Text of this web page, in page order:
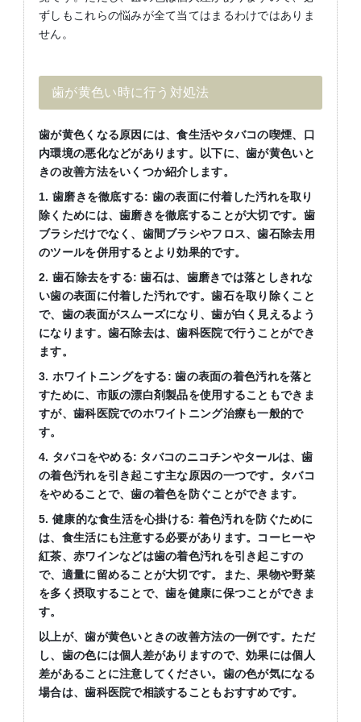
ずしもこれらの悩みが全て当てはまるわけではありま
せん。
歯が黄色い時に行う対処法
歯が黄色くなる原因には、食生活やタバコの喫煙、口
内環境の悪化などがあります。以下に、歯が黄色いと
きの改善方法をいくつか紹介します。
1. 歯磨きを徹底する: 歯の表面に付着した汚れを取り
除くためには、歯磨きを徹底することが大切です。歯
ブラシだけでなく、歯間ブラシやフロス、歯石除去用
のツールを併用するとより効果的です。
2. 歯石除去をする:歯石は、歯磨きでは落としきれな
い歯の表面に付着した汚れです。歯石を取り除くこと
で、歯の表面がスムーズになり、歯が白く見えるよう
になります。歯石除去は、歯科医院で行うことができ
ます。
3. ホワイトニングをする:歯の表面の着色汚れを落と
すために、市販の漂白剤製品を使用することもできま
すが、歯科医院でのホワイトニング治療も一般的で
す。
4. タバコをやめる: タバコのニコチンやタールは、歯
の着色汚れを引き起こす主な原因の一つです。タバコ
をやめることで、歯の着色を防ぐことができます。
5. 健康的な食生活を心掛ける: 着色汚れを防ぐために
は、食生活にも注意する必要があります。コーヒーや
紅茶、赤ワインなどは歯の着色汚れを引き起こすの
で、適量に留めることが大切です。また、果物や野菜
を多く摂取することで、歯を健康に保つことができま
す。
以上が、歯が黄色いときの改善方法の一例です。ただ
し、歯の色には個人差がありますので、効果には個人
差があることに注意してください。歯の色が気になる
場合は、歯科医院で相談することもおすすめです。